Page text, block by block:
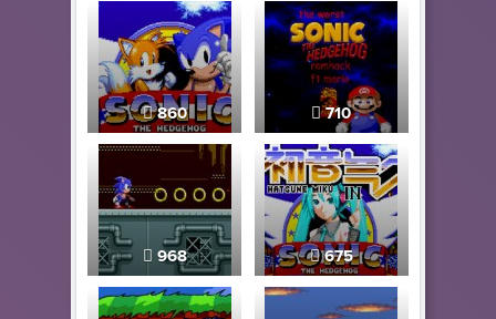
860 710
968 675